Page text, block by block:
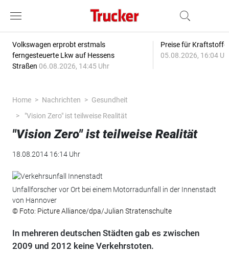
Volkswagen erprobt erstmals
ferngesteuerte Lkw auf Hessens
Straßen 06.08.2026, 14:45 Uhr
Preise für
05.08.2026, 16:04
Home Nachrichten
Gesundheit
"Vision Zero" ist teilweise Realität
"Vision Zero" ist teilweise Realität
18.08.2014 16:14 Uhr
Unfallforscher vor Ort bei einem Motorradunfall in der Innenstadt
von Hannover
© Foto: Picture Alliance/dpa/Julian Stratenschulte
In mehreren deutschen Städten gab es zwischen
2009 und 2012 keine Verkehrstoten.